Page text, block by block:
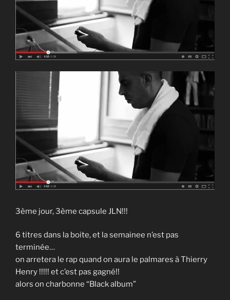
3ème jour, 3ème capsule JLN!!!
6 titres dans la boite, et la semainee n’est pas
terminée…
on arretera le rap quand on aura le palmares à Thierry
Henry !!!!! et c’est pas gagné!!
alors on charbonne “Black album”